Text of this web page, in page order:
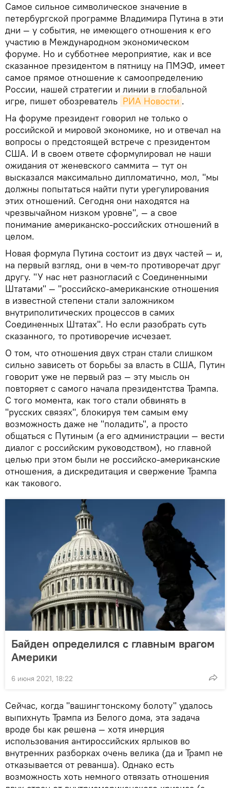
Самое сильное символическое значение в
петербургской программе Владимира Путина в эти
дни — у события, не имеющего отношения к его
участию в Международном экономическом
форуме. Но и субботнее мероприятие, как и все
сказанное президентом в пятницу на ПМЭФ, имеет
самое прямое отношение к самоопределению
России, нашей стратегии и линии в глобальной
игре, пишет обозреватель РИА Новости .
На форуме президент говорил не только о
российской и мировой экономике, но и отвечал на
вопросы о предстоящей встрече с президентом
США. И в своем ответе сформулировал не наши
ожидания от женевского саммита — тут он
высказался максимально дипломатично, мол, "мы
должны попытаться найти пути урегулирования
этих отношений. Сегодня они находятся на
чрезвычайном низком уровне", — а свое
понимание американско-российских отношений в
целом.
Новая формула Путина состоит из двух частей — и,
на первый взгляд, они в чем-то противоречат друг
другу. "У нас нет разногласий с Соединенными
Штатами" — "российско-американские отношения
в известной степени стали заложником
внутриполитических процессов в самих
Соединенных Штатах". Но если разобрать суть
сказанного, то противоречие исчезает.
О том, что отношения двух стран стали слишком
сильно зависеть от борьбы за власть в США, Путин
говорит уже не первый раз — эту мысль он
повторяет с самого начала президентства Трампа.
С того момента, как того стали обвинять в
"русских связях", блокируя тем самым ему
возможность даже не "поладить", а просто
общаться с Путиным (а его администрации — вести
диалог с российским руководством), но главной
целью при этом были не российско-американские
отношения, а дискредитация и свержение Трампа
как такового.
Байден определился с главным врагом
Америки
6 июня 2021, 18:22
Сейчас, когда "вашингтонскому болоту" удалось
выпихнуть Трампа из Белого дома, эта задача
вроде бы как решена — хотя инерция
использования антироссийских ярлыков во
внутренних разборках очень велика (да и Трамп не
отказывается от реванша). Однако есть
возможность хоть немного отвязать отношения